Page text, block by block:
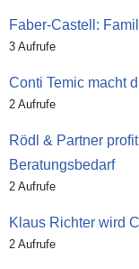
Faber-Castell:
3 Aufrufe
Conti Temic macht
2 Aufrufe
Rödl & Partner
Beratungsbedarf
2 Aufrufe
Klaus Richter wird
2 Aufrufe